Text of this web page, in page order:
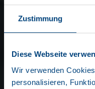
Zustimmung
Diese Webseite
Wir verwenden
personalisieren,